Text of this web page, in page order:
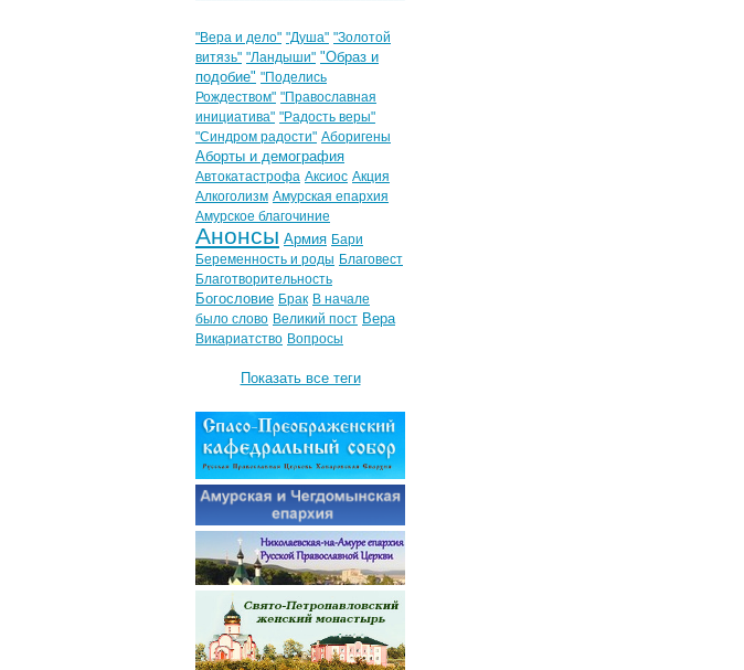
"Вера и дело" "Душа" "Золотой
витязь" "Ландыши" "Образ и
подобие" "Поделись
Рождеством" "Православная
инициатива" "Радость веры"
"Синдром радости" Аборигены
Аборты и демография
Автокатастрофа Аксиос Акция
Алкоголизм Амурская епархия
Амурское благочиние
Анонсы Армия Бари
Беременность и роды Благовест
Благотворительность
Богословие Брак В начале
было слово Великий пост Вера
Викариатство Вопросы
Показать все теги